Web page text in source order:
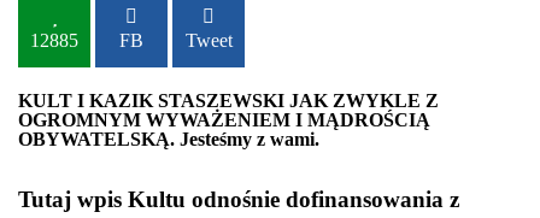
12885 FB Tweet
KULT I KAZIK STASZEWSKI JAK ZWYKLE Z
OGROMNYM WYWAŻENIEM I MĄDROŚCIĄ
OBYWATELSKĄ. Jesteśmy z wami.
Tutaj wpis Kultu odnośnie dofinansowania z